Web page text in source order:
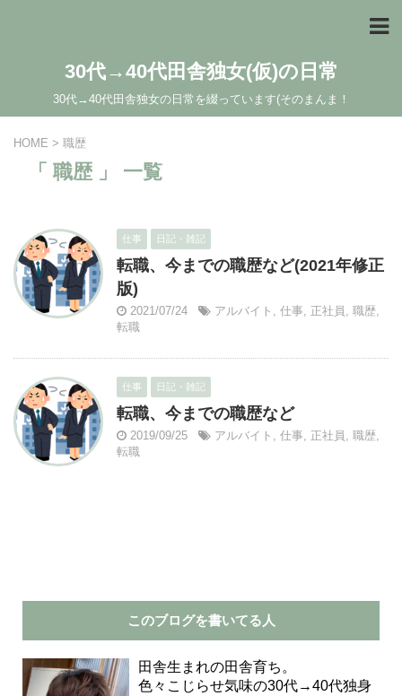
30代→40代田舎独女(仮)の日常
30代→40代田舎独女の日常を綴っています(そのまんま！
HOME > 職歴
「 職歴 」 一覧
仕事 日記・雑記
転職、今までの職歴など(2021年修正
版)
2021/07/24 アルバイト , 仕事, 正社員 , 職歴,
転職
仕事 日記・雑記
転職、今までの職歴など
2019/09/25 アルバイト , 仕事, 正社員 , 職歴,
転職
このブログを書いてる人
田舎生まれの田舎育ち。
色々こじらせ気味の30代→40代独身